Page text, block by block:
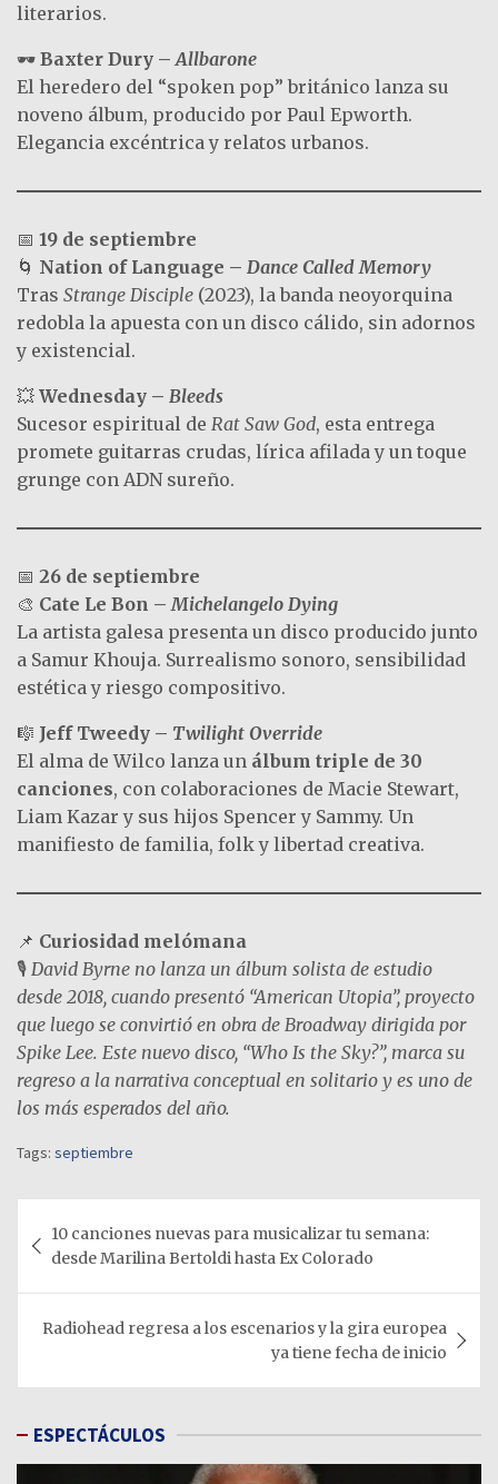
literarios.
🕶️ Baxter Dury – Allbarone
El heredero del “spoken pop” británico lanza su
noveno álbum, producido por Paul Epworth.
Elegancia excéntrica y relatos urbanos.
📅 19 de septiembre
🌀 Nation of Language – Dance Called Memory
Tras Strange Disciple (2023), la banda neoyorquina
redobla la apuesta con un disco cálido, sin adornos
y existencial.
💥 Wednesday – Bleeds
Sucesor espiritual de Rat Saw God, esta entrega
promete guitarras crudas, lírica afilada y un toque
grunge con ADN sureño.
📅 26 de septiembre
🎨 Cate Le Bon – Michelangelo Dying
La artista galesa presenta un disco producido junto
a Samur Khouja. Surrealismo sonoro, sensibilidad
estética y riesgo compositivo.
🎼 Jeff Tweedy – Twilight Override
El alma de Wilco lanza un álbum triple de 30
canciones, con colaboraciones de Macie Stewart,
Liam Kazar y sus hijos Spencer y Sammy. Un
manifiesto de familia, folk y libertad creativa.
📌 Curiosidad melómana
🎙️ David Byrne no lanza un álbum solista de estudio
desde 2018, cuando presentó “American Utopia”, proyecto
que luego se convirtió en obra de Broadway dirigida por
Spike Lee. Este nuevo disco, “Who Is the Sky?”, marca su
regreso a la narrativa conceptual en solitario y es uno de
los más esperados del año.
Tags: septiembre
de
entradas
10 canciones nuevas para musicalizar tu semana:
desde Marilina Bertoldi hasta Ex Colorado
Radiohead regresa a los escenarios y la gira europea
ya tiene fecha de inicio
ESPECTÁCULOS